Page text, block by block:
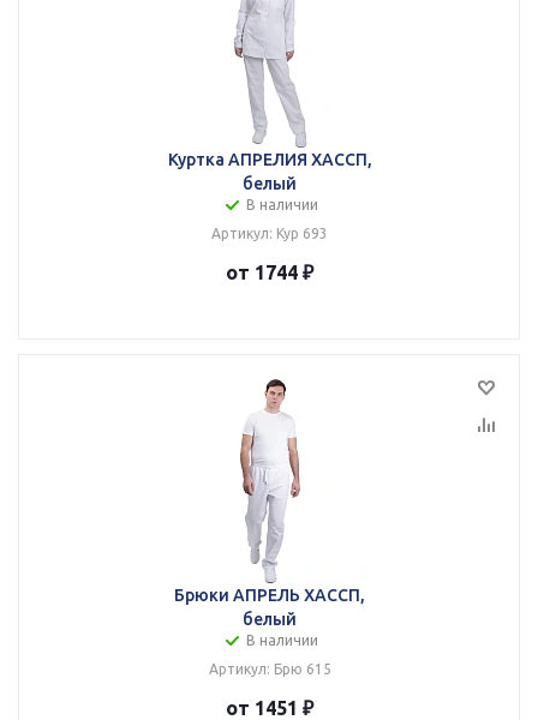
Куртка АПРЕЛИЯ ХАССП,
белый
В наличии
Артикул: Кур 693
от 1744 ₽
Брюки АПРЕЛЬ ХАССП,
белый
В наличии
Артикул: Брю 615
от 1451 ₽